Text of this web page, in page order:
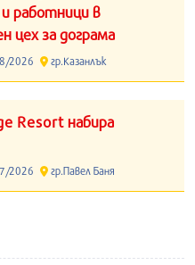
работници в
цех за дограма
2026 гр.Казанлък
Resort набира
2026 гр.Павел Баня